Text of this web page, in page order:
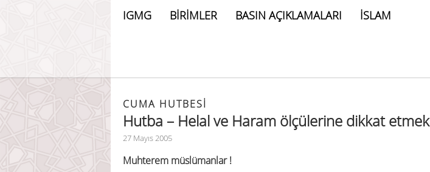
IGMG BİRİMLER BASIN AÇIKLAMALARI İSLAM
CUMA HUTBESİ
Hutba – Helal ve Haram ölçülerine dikkat etmek
27 Mayıs 2005
Muhterem müslümanlar !